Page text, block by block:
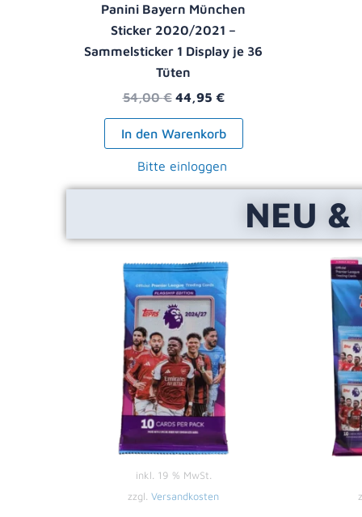
Panini Bayern München
Sticker 2020/2021 –
Sammelsticker 1 Display je 36
Tüten
54,00€ 44,95 €
In den Warenkorb
Bitte einloggen
NEU &
inkl. 19 % MwSt.
zzgl. Versandkosten